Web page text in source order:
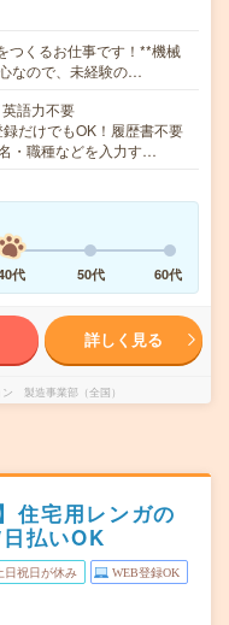
つくるお仕事です！**機械
なので、未経験の…
語力不要
だけでもOK！履歴書不要
・職種などを入力す…
代 50代 60代
詳しく見る
製造事業部（全国）
住宅用レンガの
払いOK
日祝日が休み WEB登録OK